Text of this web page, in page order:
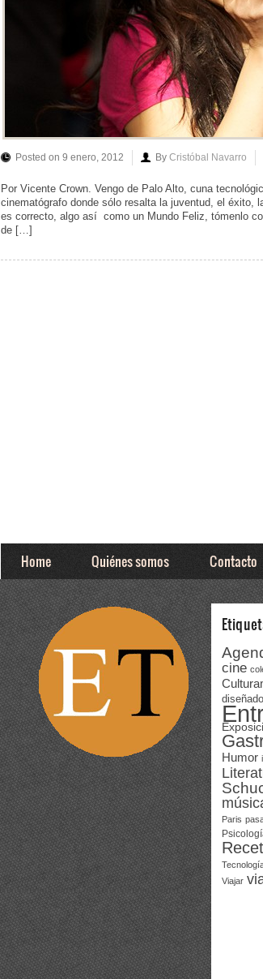
Posted on 9 enero, 2012 By Cristóbal Navarro
Por Vicente Crown. Vengo de Palo Alto, cuna
cinematógrafo donde sólo resalta la juventud, el éxito,
es correcto, algo así como un Mundo Feliz, tómenlo
de […]
Home Quiénes somos Contacto
cine
Humor
Paris
Viajar